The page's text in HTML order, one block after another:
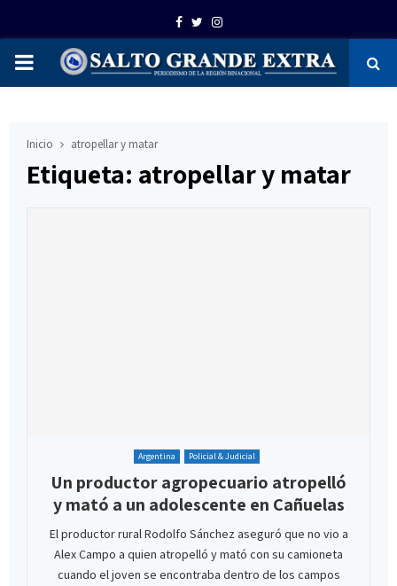
Facebook
TwitterInstagram
PRIMARY
Inicio atropellar y matar
Etiqueta: atropellar y matar
Argentina Policial & Judicial
Un productor agropecuario atropelló
y mató a un adolescente en Cañuelas
El productor rural Rodolfo Sánchez aseguró que no vio a
Alex Campo a quien atropelló y mató con su camioneta
cuando el joven se encontraba dentro de los campos